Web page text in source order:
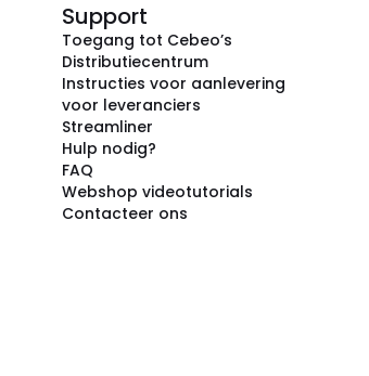
Support
Toegang tot Cebeo’s
Distributiecentrum
Instructies voor aanlevering
voor leveranciers
Streamliner
Hulp nodig?
FAQ
Webshop videotutorials
Contacteer ons